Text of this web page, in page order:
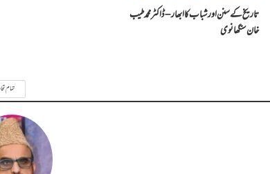
تاریخ کے سنن اور شباب کا ابھار – ڈاکٹر محمد طیب
خان سنگھانوی
تمام